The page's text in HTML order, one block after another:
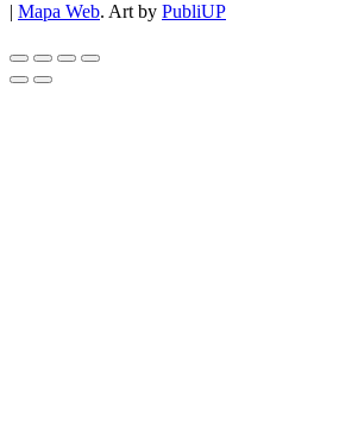
| Mapa Web. Art by PubliUP